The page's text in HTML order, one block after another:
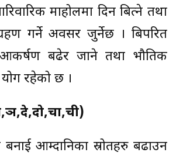
माहोलमा दिन बित्ने तथा
गर्ने अवसर जुर्नेछ । बिपरित
आकर्षण बढेर जाने तथा भौतिक
योग रहेको छ ।
बनाई आम्दानिका स्रोतहरु बढाउन